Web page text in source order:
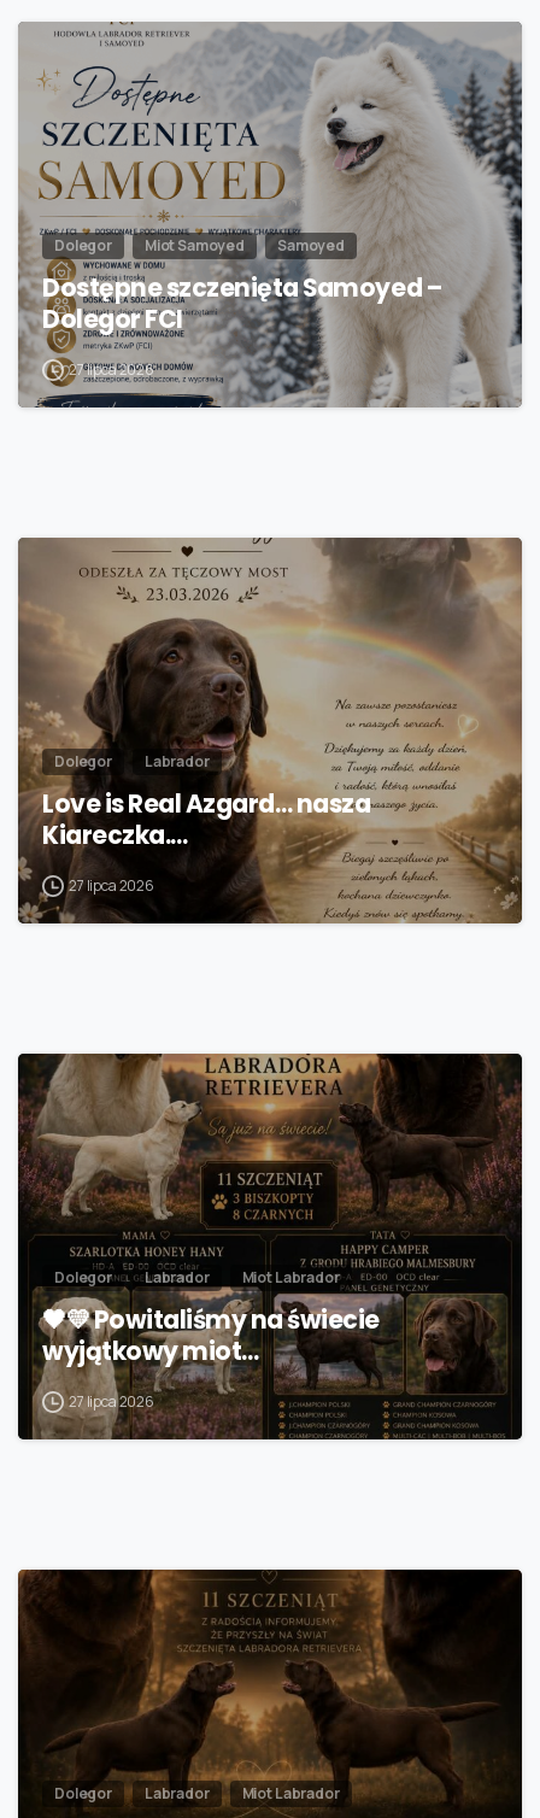
Dolegor Miot Samoyed Samoyed
Dostępne szczenięta Samoyed –
Dolegor FCI
27 lipca 2026
Dolegor Labrador
Love is Real Azgard… nasza
Kiareczka.…
27 lipca 2026
Dolegor Labrador Miot Labrador
🖤💛 Powitaliśmy na świecie
wyjątkowy miot…
27 lipca 2026
Dolegor Labrador Miot Labrador